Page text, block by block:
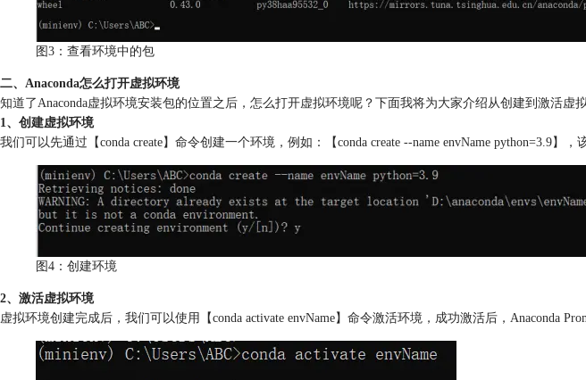
图3：查看环境中的包
二、Anaconda怎么打开虚拟环境
知道了Anaconda虚拟环境安装包的位置之后，怎么打开虚拟环境呢？下面我将为大家介绍从创建到激活虚
1、创建虚拟环境
我们可以先通过【conda create】命令创建一个环境，例如：【conda create --name envName python=3.9】
图4：创建环境
2、激活虚拟环境
虚拟环境创建完成后，我们可以使用【conda activate envName】命令激活环境，成功激活后，Anaconda